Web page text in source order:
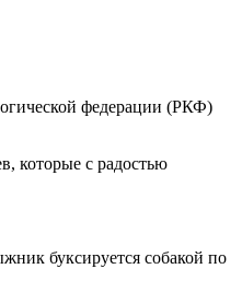
федерации (РКФ)
которые с радостью
буксируется собакой по